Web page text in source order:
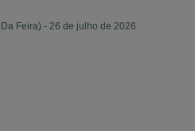
Feira) - 26 de julho de 2026